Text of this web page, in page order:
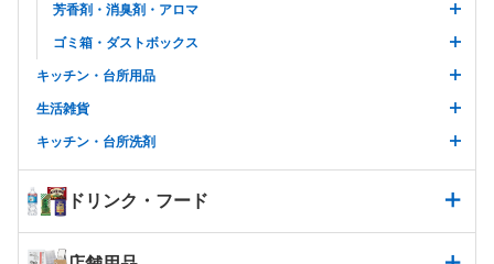
芳香剤・消臭剤・アロマ
ゴミ箱・ダストボックス
キッチン・台所用品
生活雑貨
キッチン・台所洗剤
ドリンク・フード